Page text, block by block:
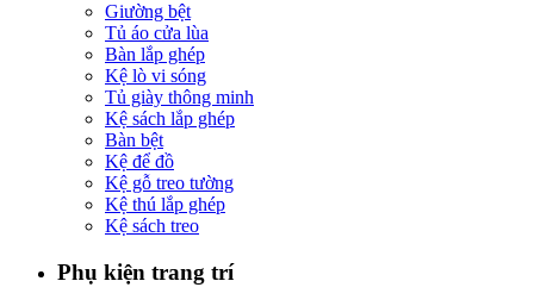
Giường bệt
Tủ áo cửa lùa
Bàn lắp ghép
Kệ lò vi sóng
Tủ giày thông minh
Kệ sách lắp ghép
Bàn bệt
Kệ để đồ
Kệ gỗ treo tường
Kệ thú lắp ghép
Kệ sách treo
Phụ kiện trang trí